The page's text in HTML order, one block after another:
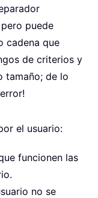
puede
cadena que
de criterios y
tamaño; de lo
el usuario:
funcionen las
no se